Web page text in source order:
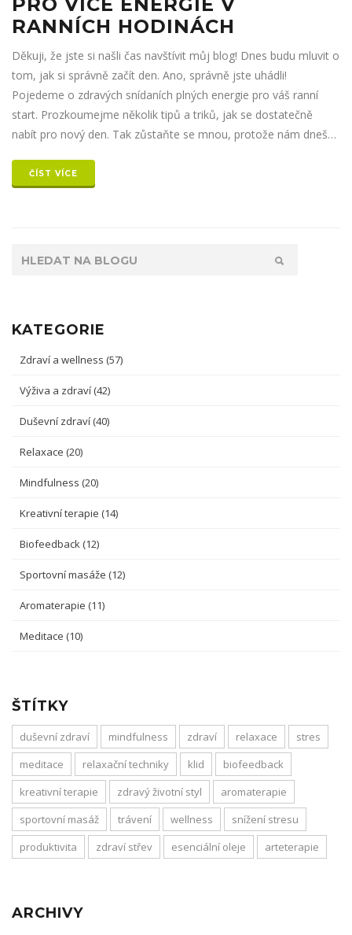
RANNÍCH HODINÁCH
Děkuji, že jste si našli čas navštívit můj blog! Dnes budu mluvit o
tom, jak si správně začít den. Ano, správně jste uhádli!
Pojedeme o zdravých snídaních plných energie pro váš ranní
start. Prozkoumejme několik tipů a triků, jak se dostatečně
nabít pro nový den. Tak zůstaňte se mnou, protože nám dnešní
ČÍST VÍCE
KATEGORIE
Zdraví a wellness (57)
Výživa a zdraví (42)
Duševní zdraví (40)
Relaxace (20)
Mindfulness (20)
Kreativní terapie (14)
Biofeedback (12)
Sportovní masáže (12)
Aromaterapie (11)
Meditace (10)
ŠTÍTKY
duševní zdraví mindfulness zdraví relaxace
stres
meditace
relaxační techniky klid
biofeedback
kreativní terapie
zdravý životní styl
aromaterapie
sportovní masáž
trávení wellness
snížení stresu
produktivita
zdraví střev esenciální oleje arteterapie
ARCHIVY